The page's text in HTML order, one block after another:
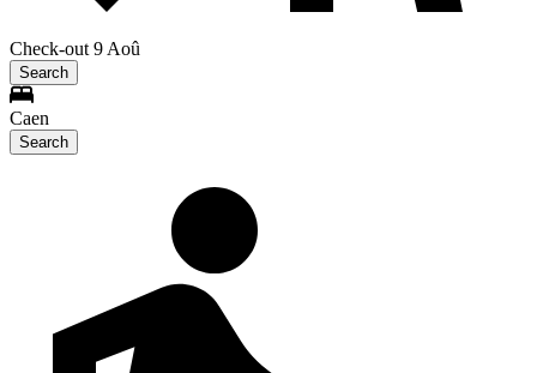
Check-out 9 Aoû
Search
Caen
Search